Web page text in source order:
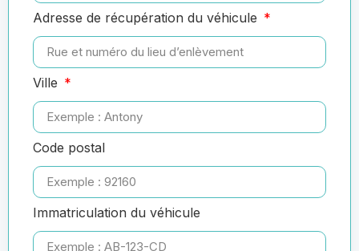
Adresse de récupération du véhicule
Ville
Code postal
Immatriculation du véhicule